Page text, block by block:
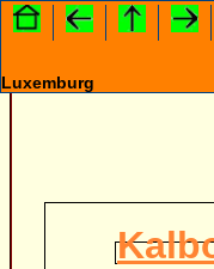
Luxemburg